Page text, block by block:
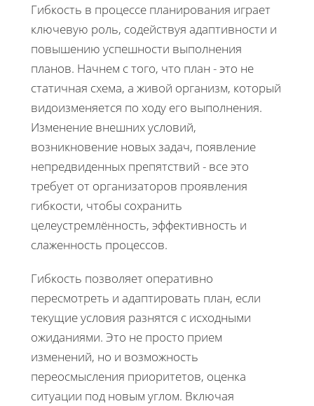
Гибкость в процессе планирования играет
ключевую роль, содействуя адаптивности и
повышению успешности выполнения
планов. Начнем с того, что план - это не
статичная схема, а живой организм, который
видоизменяется по ходу его выполнения.
Изменение внешних условий,
возникновение новых задач, появление
непредвиденных препятствий - все это
требует от организаторов проявления
гибкости, чтобы сохранить
целеустремлённость, эффективность и
слаженность процессов.
Гибкость позволяет оперативно
пересмотреть и адаптировать план, если
текущие условия разнятся с исходными
ожиданиями. Это не просто прием
изменений, но и возможность
переосмысления приоритетов, оценка
ситуации под новым углом. Включая